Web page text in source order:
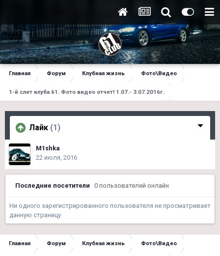
Главная Форум Клубная жизнь Фото\Видео
1-й слет клуба 61. Фото видео отчет! 1.07.- 3.07.2016г.
Лайк (1)
M1shka
22 июля, 2016
Последние посетители 0 пользователей онлайн
Ни одного зарегистрированного пользователя не просматривает
данную страницу
Главная Форум Клубная жизнь Фото\Видео